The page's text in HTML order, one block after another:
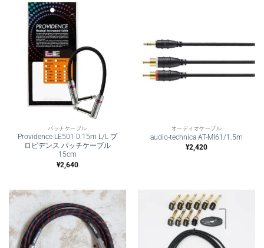
パッチケーブル
Providence LE501 0.15m L/L プ
ロビデンス パッチケーブル
15cm
¥2,640
オーディオケーブル
audio-technica AT-MI61/1.5m
¥2,420